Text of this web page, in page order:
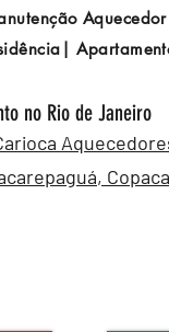
no Rio de Janeiro
,